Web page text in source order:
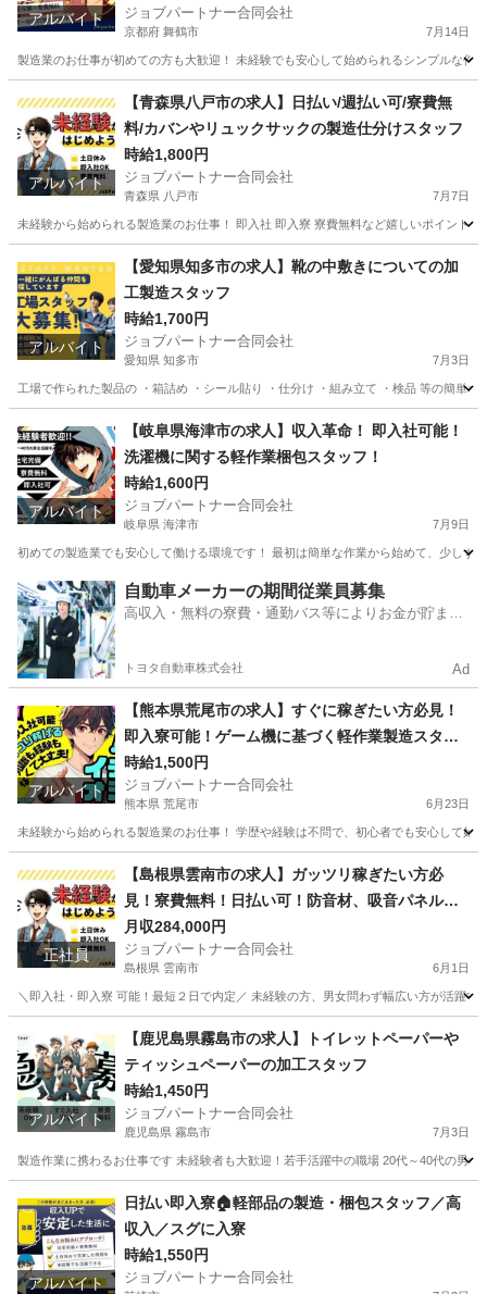
アルバイト ジョブパートナー合同会社
京都府 舞鶴市 7月14日
製造業のお仕事が初めての方も大歓迎！ 未経験でも安心して始められるシンプルな
工場 スタッフ
アルバイト
【青森県八戸市の求人】日払い/週払い可/寮費無
料/カバンやリュックサックの製造仕分けスタッフ
時給1,800円
ジョブパートナー合同会社
青森県 八戸市 7月7日
未経験から始められる製造業のお仕事！ 即入社 即入寮 寮費無料など嬉しいポイント
工場 個室
アルバイト
【愛知県知多市の求人】靴の中敷きについての加
工製造スタッフ
時給1,700円
ジョブパートナー合同会社
愛知県 知多市 7月3日
工場で作られた製品の ・箱詰め ・シール貼り ・仕分け ・組み立て ・検品 等の簡単
工場 個室
アルバイト
【岐阜県海津市の求人】収入革命！ 即入社可能！
洗濯機に関する軽作業梱包スタッフ！
時給1,600円
ジョブパートナー合同会社
岐阜県 海津市 7月9日
初めての製造業でも安心して働ける環境です！ 最初は簡単な作業から始めて、少し
岐阜 海津市 工場 スタッフ
自動車メーカーの期間従業員募集
高収入・無料の寮費・通勤バス等によりお金が貯まり
トヨタ自動車株式会社 Ad
アルバイト
【熊本県荒尾市の求人】すぐに稼ぎたい方必見！
即入寮可能！ゲーム機に基づく軽作業製造スタッ
フ
時給1,500円
ジョブパートナー合同会社
熊本県 荒尾市 6月23日
未経験から始められる製造業のお仕事！ 学歴や経験は不問で、初心者でも安心して
工場 スタッフ
正社員
【島根県雲南市の求人】ガッツリ稼ぎたい方必
見！寮費無料！日払い可！防音材、吸音パネル、
遮音カーテンの製造補助スタッフ！
月収284,000円
ジョブパートナー合同会社
島根県 雲南市 6月1日
＼即入社・即入寮 可能！最短２日で内定／ 未経験の方、男女問わず幅広い方が活躍
工場 未経験
アルバイト
【鹿児島県霧島市の求人】トイレットペーパーや
ティッシュペーパーの加工スタッフ
時給1,450円
ジョブパートナー合同会社
鹿児島県 霧島市 7月3日
製造作業に携わるお仕事です 未経験者も大歓迎！若手活躍中の職場 20代～40代の
工場 スタッフ
アルバイト
日払い即入寮🏠軽部品の製造・梱包スタッフ／高
収入／スグに入寮
時給1,550円
ジョブパートナー合同会社